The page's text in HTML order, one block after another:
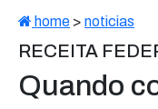
home > noticias
RECEITA
Quando